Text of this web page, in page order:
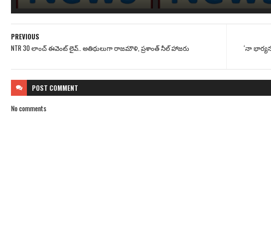
‘నా
PREVIOUS
NTR 30 లాంచ్ ఈవెంట్ లైవ్.. అతిథులుగా రాజమౌళి, ప్రశాంత్ నీల్ హాజరు
POST COMMENT
No comments